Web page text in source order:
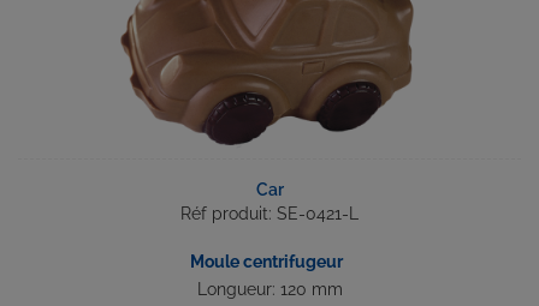
Car
Réf produit: SE-0421-L
Moule centrifugeur
Longueur: 120 mm